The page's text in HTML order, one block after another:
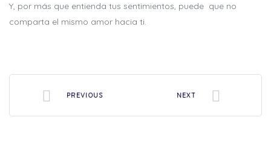
Y, por más que entienda tus sentimientos, puede que no
comparta el mismo amor hacia ti.
PREVIOUS NEXT